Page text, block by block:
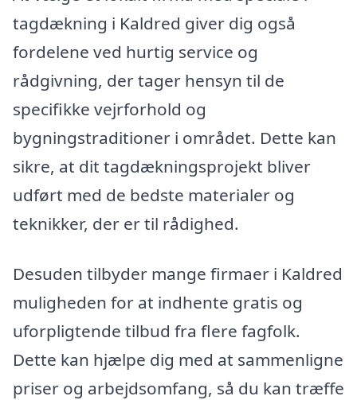
tagdækning i Kaldred giver dig også
fordelene ved hurtig service og
rådgivning, der tager hensyn til de
specifikke vejrforhold og
bygningstraditioner i området. Dette kan
sikre, at dit tagdækningsprojekt bliver
udført med de bedste materialer og
teknikker, der er til rådighed.
Desuden tilbyder mange firmaer i Kaldred
muligheden for at indhente gratis og
uforpligtende tilbud fra flere fagfolk.
Dette kan hjælpe dig med at sammenligne
priser og arbejdsomfang, så du kan træffe